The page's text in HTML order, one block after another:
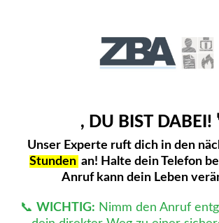
, DU BIST DABEI!
Unser Experte ruft dich in den
Stunden an! Halte dein Telefon
Anruf kann dein Leben
📞 WICHTIG: Nimm den Anruf